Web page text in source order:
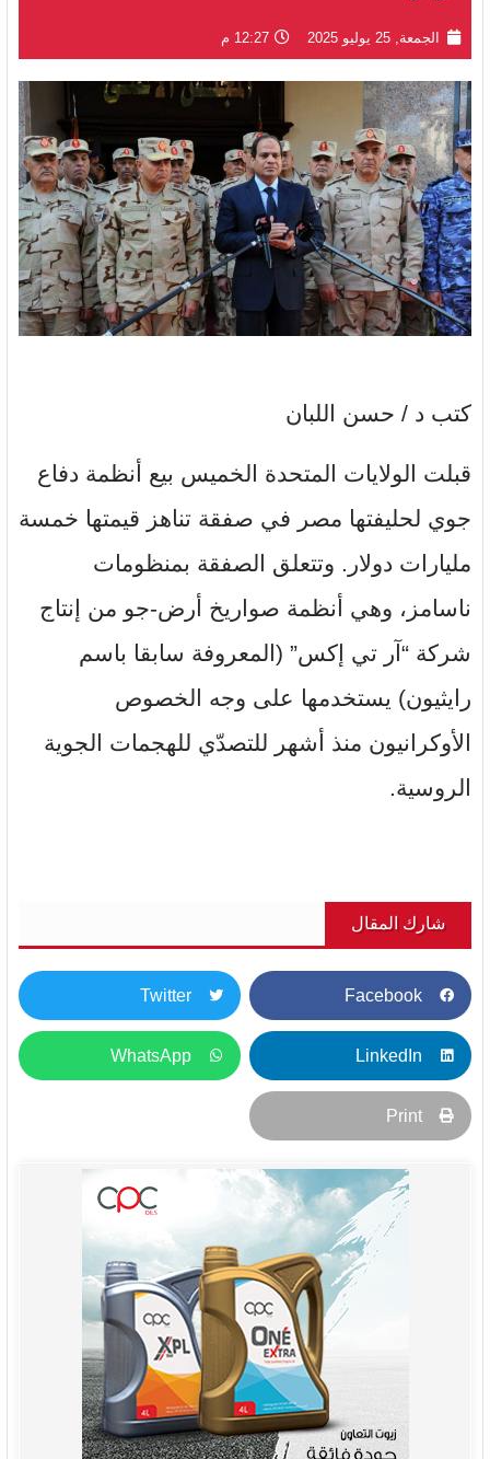
الجمعة, 25 يوليو 2025 12:27 م
كتب د / حسن اللبان
قبلت الولايات المتحدة الخميس بيع أنظمة دفاع
جوي لحليفتها مصر في صفقة تناهز قيمتها خمسة
مليارات دولار. وتتعلق الصفقة بمنظومات
ناسامز، وهي أنظمة صواريخ أرض-جو من إنتاج
شركة “آر تي إكس” (المعروفة سابقا باسم
رايثيون) يستخدمها على وجه الخصوص
الأوكرانيون منذ أشهر للتصدّي للهجمات الجوية
الروسية.
شارك المقال
Facebook
Twitter
LinkedIn
WhatsApp
Print